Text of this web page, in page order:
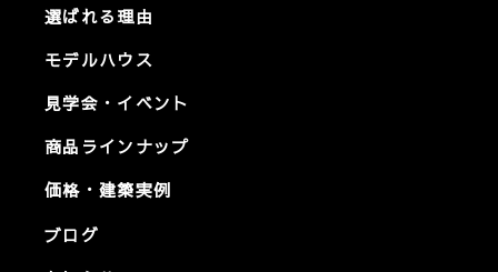
選ばれる理由
モデルハウス
見学会・イベント
商品ラインナップ
価格・建築実例
ブログ